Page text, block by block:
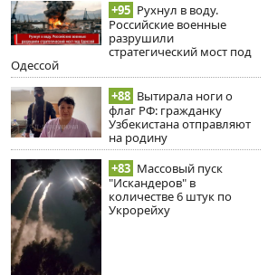
+95 Рухнул в воду.
Российские военные
разрушили
стратегический мост под
Одессой
+88 Вытирала ноги о
флаг РФ: гражданку
Узбекистана отправляют
на родину
+83 Массовый пуск
"Искандеров" в
количестве 6 штук по
Укрорейху